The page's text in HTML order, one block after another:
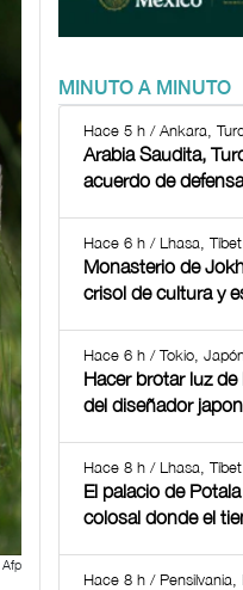
Afp
MINUTO A MINUTO
Hace 5 h / Ankara,
Arabia Saudita,
acuerdo de
Hace 6 h / Lhasa, Tíbet
Monasterio de
crisol de cultura y
Hace 6 h / Tokio,
Hacer brotar luz
del diseñador
Hace 8 h / Lhasa, Tíbet
El palacio de
colosal donde el
Hace 8 h / Pensilvania,